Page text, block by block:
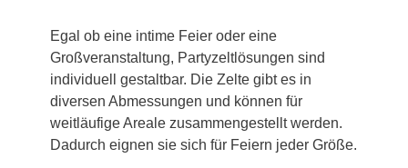
Egal ob eine intime Feier oder eine
Großveranstaltung, Partyzeltlösungen sind
individuell gestaltbar. Die Zelte gibt es in
diversen Abmessungen und können für
weitläufige Areale zusammengestellt werden.
Dadurch eignen sie sich für Feiern jeder Größe.